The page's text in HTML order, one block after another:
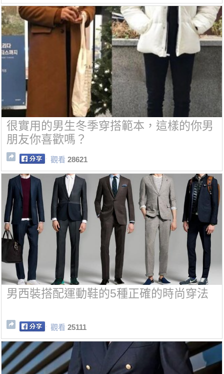
很實用的男生冬季穿搭範本，這樣的你男
朋友你喜歡嗎？
觀看 28621
男西裝搭配運動鞋的5種正確的時尚穿法
觀看 25111